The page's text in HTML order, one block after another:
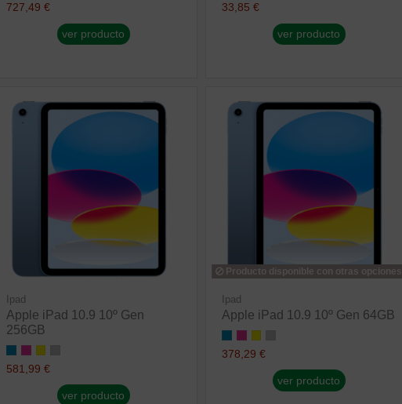
727,49 €
ver producto
33,85 €
ver producto
Ipad
Apple iPad 10.9 10º Gen
256GB
581,99 €
ver producto
Producto disponible con otras opciones
Ipad
Apple iPad 10.9 10º Gen 64GB
378,29 €
ver producto